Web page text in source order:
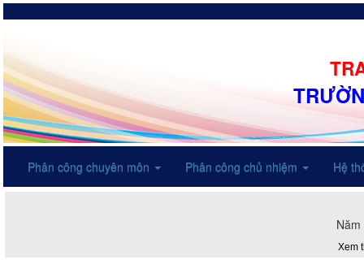
Phân công chuyên môn Phân công chủ nhiệm Hệ
Xem